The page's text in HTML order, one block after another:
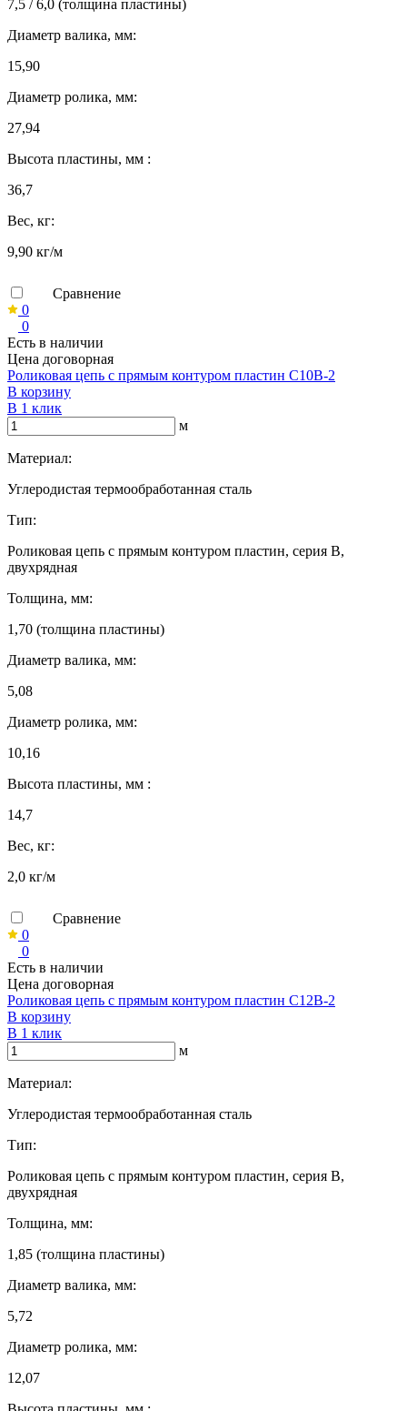
7,5 / 6,0 (толщина пластины)
Диаметр валика, мм:
15,90
Диаметр ролика, мм:
27,94
Высота пластины, мм :
36,7
Вес, кг:
9,90 кг/м
Сравнение
0
0
Есть в наличии
Цена договорная
Роликовая цепь с прямым контуром пластин C10B-2
В корзину
В 1 клик
м
Материал:
Углеродистая термообработанная сталь
Тип:
Роликовая цепь с прямым контуром пластин, серия B,
двухрядная
Толщина, мм:
1,70 (толщина пластины)
Диаметр валика, мм:
5,08
Диаметр ролика, мм:
10,16
Высота пластины, мм :
14,7
Вес, кг:
2,0 кг/м
Сравнение
0
0
Есть в наличии
Цена договорная
Роликовая цепь с прямым контуром пластин C12B-2
В корзину
В 1 клик
м
Материал:
Углеродистая термообработанная сталь
Тип:
Роликовая цепь с прямым контуром пластин, серия B,
двухрядная
Толщина, мм:
1,85 (толщина пластины)
Диаметр валика, мм:
5,72
Диаметр ролика, мм:
12,07